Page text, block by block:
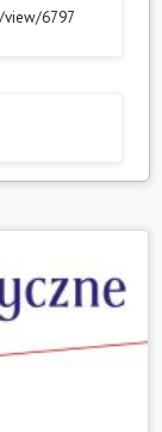
6797